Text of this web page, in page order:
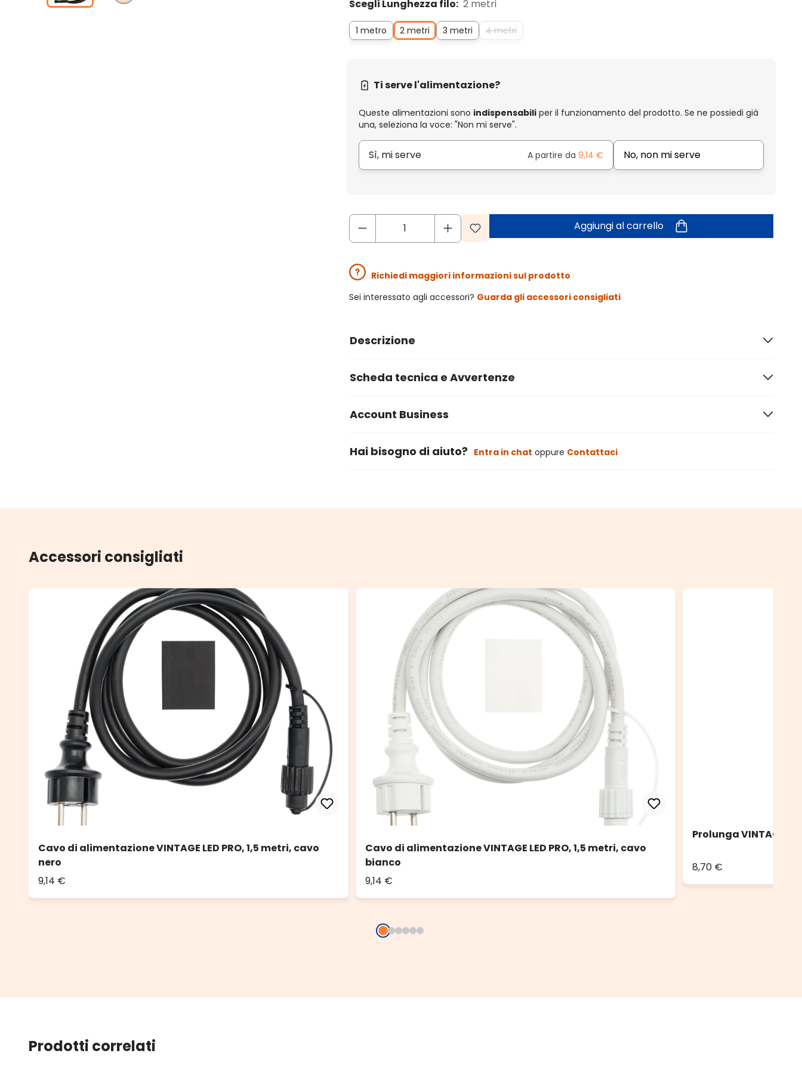
Scegli Lunghezza filo: 2 metri
1 metro 2 metri 3 metri 4 metri
Ti serve l'alimentazione?
Queste alimentazioni sono indispensabiliper il funzionamento del prodotto. Se ne possiedi già
una, seleziona la voce: "Non mi serve".
Sì, mi serve A partire da 9,14 € No, non mi serve
Aggiungi al carrello
Richiedi maggiori informazioni sul prodotto
Sei interessato agli accessori? Guarda gli accessori consigliati
Descrizione
Scheda tecnica e Avvertenze
Account Business
Hai bisogno di aiuto? Entra in chat oppure Contattaci
Accessori consigliati
Cavo di alimentazione VINTAGE LED PRO, 1,5 metri, cavo
nero
9,14 €
Cavo di alimentazione VINTAGE LED PRO, 1,5 metri, cavo
bianco
9,14 €
Prolunga VINTAGE
8,70 €
Prodotti correlati